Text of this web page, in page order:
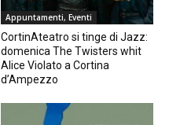
Appuntamenti, Eventi
CortinAteatro si tinge di Jazz:
domenica The Twisters whit
Alice Violato a Cortina
d’Ampezzo